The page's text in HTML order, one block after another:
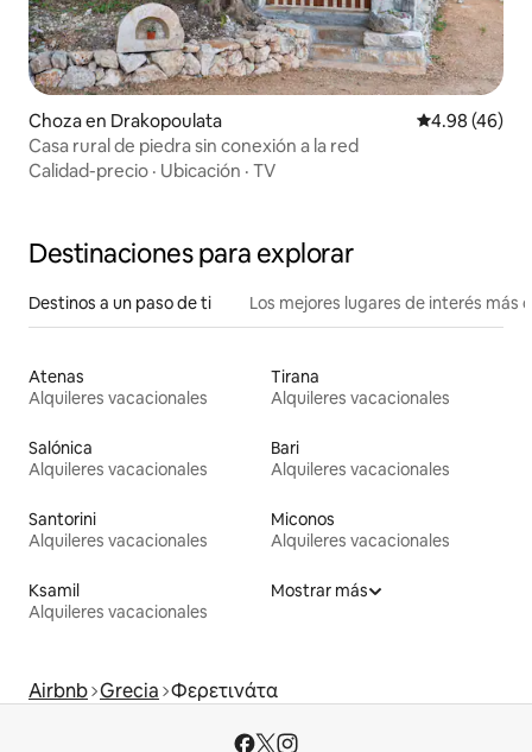
Choza en Drakopoulata Calificación
4.98 (46)
Casa rural de piedra sin conexión a la red
Calidad-precio · Ubicación · TV
Destinaciones para explorar
Destinos a un paso de ti Los mejores lugares de interés más
Atenas
Alquileres vacacionales
Tirana
Alquileres vacacionales
Salónica
Alquileres vacacionales
Bari
Alquileres vacacionales
Santorini
Alquileres vacacionales
Miconos
Alquileres vacacionales
Ksamil
Alquileres vacacionales
Mostrar más
Airbnb Grecia Φερετινάτα